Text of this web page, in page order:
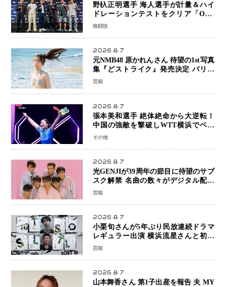
野杁正明選手 海人選手が計量＆ハイ
ドレーションテストをクリア「ONE
SAMURAI 2」決戦へ万全の準備整う
格闘技
2026.8.7
元NMB48 原かれんさん 待望の1st写真
集『どストライク』発売決定 バリで
魅せる25歳の新境地
芸能
2026.8.7
張本美和選手 絶体絶命から大逆転！
中国の強敵を撃破しWTT横浜でベス
ト8進出
その他
2026.8.7
光GENJIが39周年の節目に待望のサブ
スク解禁 名曲の数々がデジタル配信
へ 40周年へ向け1年間で全作品を順次
芸能
2026.8.7
小栗旬さんが5年ぶり民放連続ドラマ
レギュラー出演 横浜流星さんと初共
演『LOST10』で異色バディ結成
芸能
2026.8.7
山本舞香さん 第1子出産を報告 夫 MY